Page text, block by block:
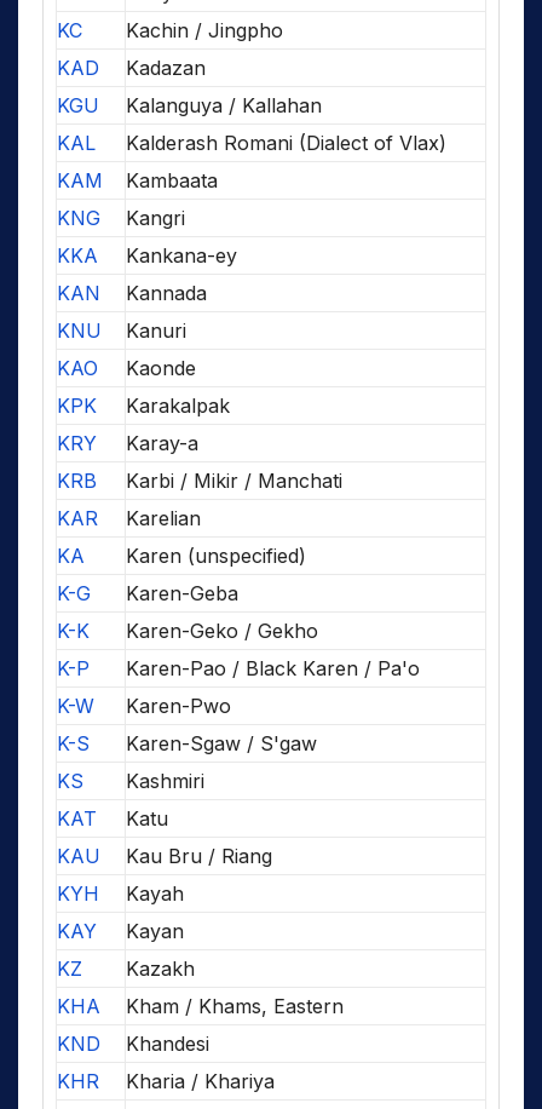
KC
Kachin / Jingpho
KAD
Kadazan
KGU
Kalanguya / Kallahan
KAL
Kalderash Romani (Dialect of Vlax)
KAM
Kambaata
KNG
Kangri
KKA
Kankana-ey
KAN
Kannada
KNU
Kanuri
KAO
Kaonde
KPK
Karakalpak
KRY
Karay-a
KRB
Karbi / Mikir / Manchati
KAR
Karelian
KA
Karen (unspecified)
K-G
Karen-Geba
K-K
Karen-Geko / Gekho
K-P
Karen-Pao / Black Karen / Pa'o
K-W
Karen-Pwo
K-S
Karen-Sgaw / S'gaw
KS
Kashmiri
KAT
Katu
KAU
Kau Bru / Riang
KYH
Kayah
KAY
Kayan
KZ
Kazakh
KHA
Kham / Khams, Eastern
KND
Khandesi
KHR
Kharia / Khariya